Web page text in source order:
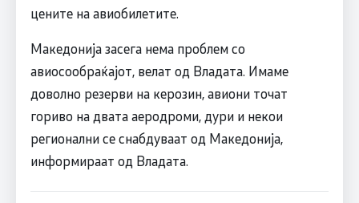
цените на авиобилетите.
Македонија засега нема проблем со
авиосообраќајот, велат од Владата. Имаме
доволно резерви на керозин, авиони точат
гориво на двата аеродроми, дури и некои
регионални се снабдуваат од Македонија,
информираат од Владата.